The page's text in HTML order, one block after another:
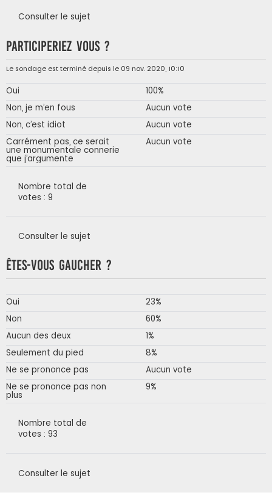
Consulter le sujet
Participeriez vous ?
Le sondage est terminé depuis le 09 nov. 2020, 10:10
Oui
100%
Non, je m’en fous
Aucun vote
Non, c’est idiot
Aucun vote
Carrément pas, ce serait
une monumentale connerie
que j’argumente
Aucun vote
Nombre total de
votes : 9
Consulter le sujet
Êtes-vous gaucher ?
Oui
23%
Non
60%
Aucun des deux
1%
Seulement du pied
8%
Ne se prononce pas
Aucun vote
Ne se prononce pas non
plus
9%
Nombre total de
votes : 93
Consulter le sujet